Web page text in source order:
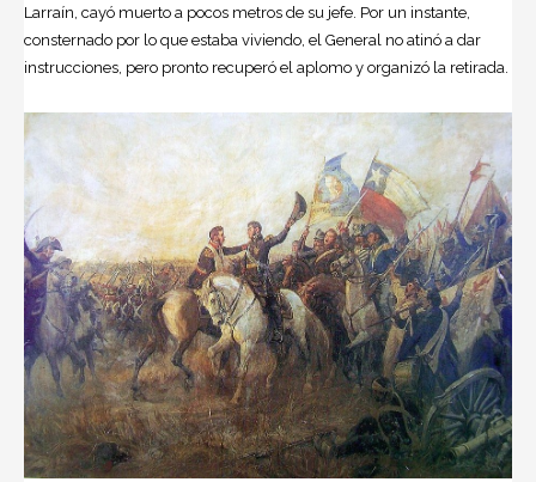
Larraín, cayó muerto a pocos metros de su jefe. Por un instante,
consternado por lo que estaba viviendo, el General no atinó a dar
instrucciones, pero pronto recuperó el aplomo y organizó la retirada.